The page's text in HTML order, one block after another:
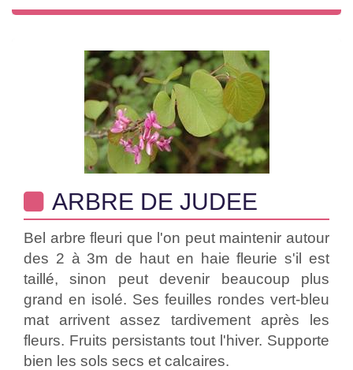
ARBRE DE JUDEE
Bel arbre fleuri que l'on peut maintenir autour
des 2 à 3m de haut en haie fleurie s'il est
taillé, sinon peut devenir beaucoup plus
grand en isolé. Ses feuilles rondes vert-bleu
mat arrivent assez tardivement après les
fleurs. Fruits persistants tout l'hiver. Supporte
bien les sols secs et calcaires.